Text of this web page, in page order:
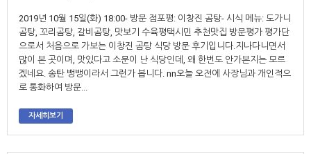
2019년 10월 15일(화) 18:00- 방문 점포평: 이창진 곰탕- 시식 메뉴: 도가니
곰탕, 꼬리곰탕, 갈비곰탕, 맛보기 수육평택시민 추천맛집 방문평가 평가단
으로서 처음으로 가보는 이창진 곰탕 식당 방문 후기입니다.지나다니면서
많이 본 곳이며, 맛있다고 소문이 난 식당인데, 왜 한번도 안가본지는 모르
겠네요. 송탄 뱅뱅이라서 그런가 봅니다. nn오늘 오전에 사장님과 개인적으
로 통화하여 방문...
자세히보기